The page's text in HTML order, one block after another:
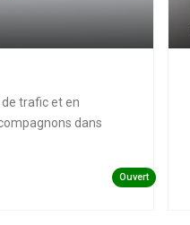
trafic et en
dans
Ouvert